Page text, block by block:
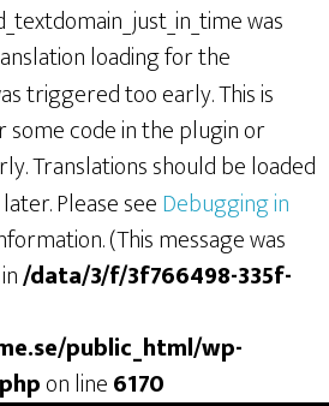
was
loading for the
triggered too early. This is
some code in the plugin or
Translations should be loaded
Please seeDebugging in
(This message was
/data/3/f/3f766498-335f-
public_html/wp-
on line6170